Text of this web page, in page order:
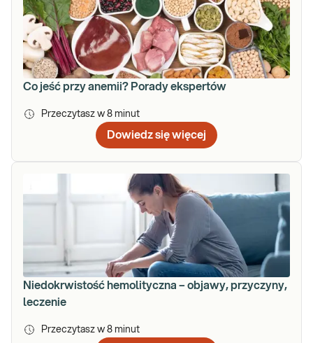
Co jeść przy anemii? Porady ekspertów
Przeczytasz w 8 minut
Dowiedz się więcej
Niedokrwistość hemolityczna – objawy, przyczyny,
leczenie
Przeczytasz w 8 minut